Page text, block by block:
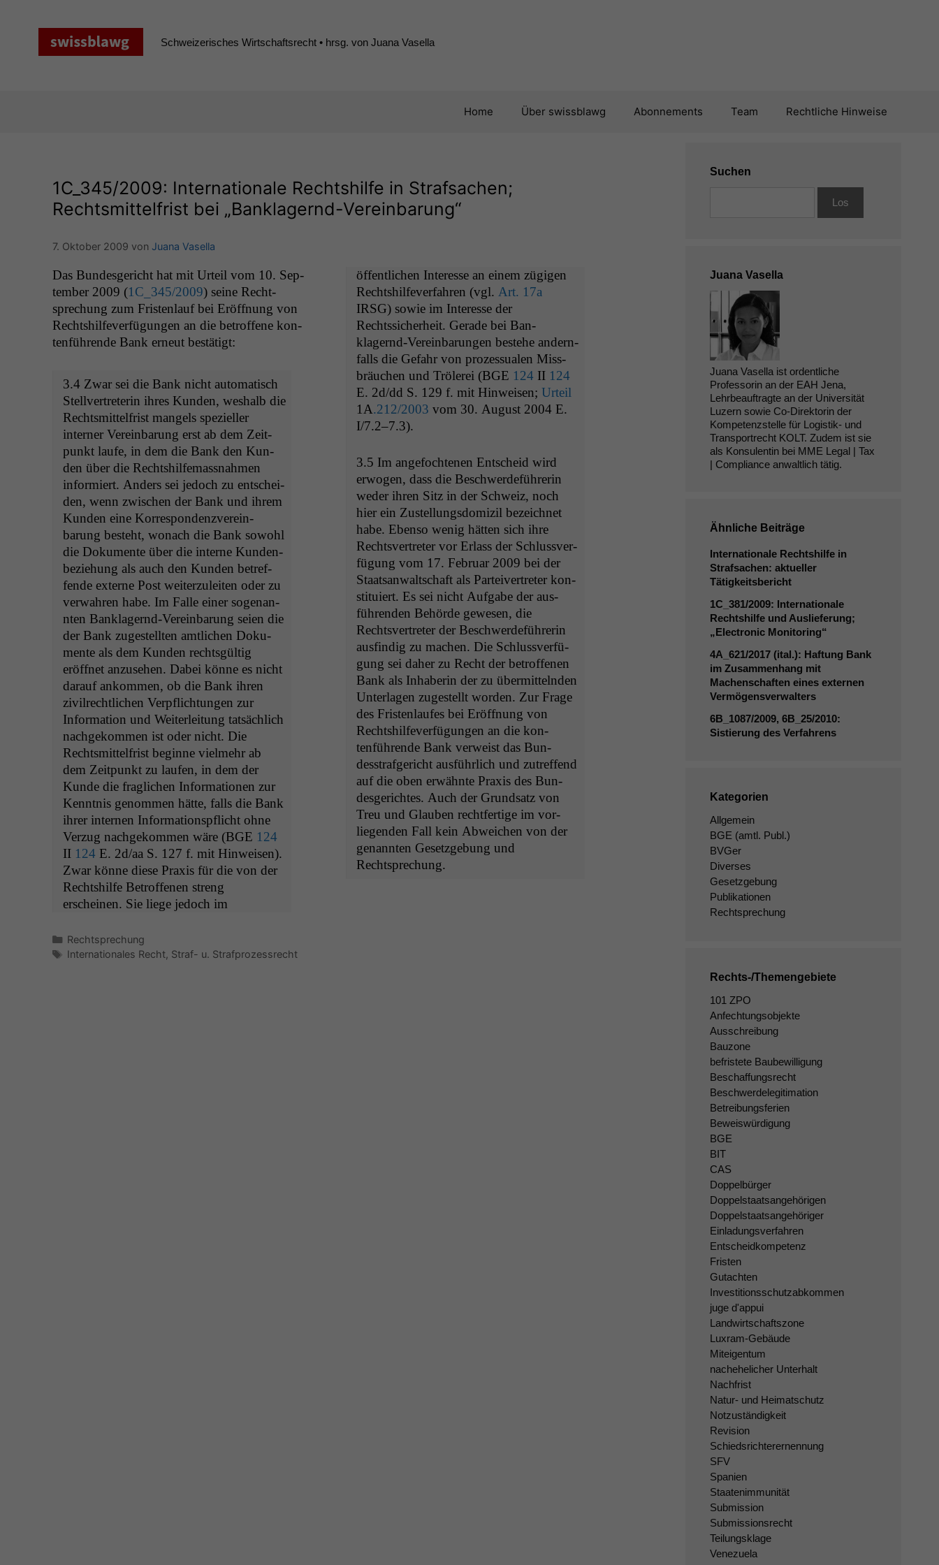
Schweizerisches Wirtschaftsrecht • hrsg. von Juana Vasella
Home Über swissblawg Abonnements Team Rechtliche Hinweise
1C_345/2009: Internationale Rechtshilfe in Strafsachen;
Rechtsmittelfrist bei „Banklagernd-Vereinbarung“
7. Oktober 2009 von Juana Vasella
Das Bun­des­gericht hat mit Urteil vom 10. Sep­
tem­ber 2009 (1C_345/2009) seine Recht­
sprechung zum Fris­ten­lauf bei Eröff­nung von
Recht­shil­fever­fü­gun­gen an die betrof­fene kon­
tenführende Bank erneut bestätigt:
3.4 Zwar sei die Bank nicht automa­tisch
Stel­lvertreterin ihres Kun­den, weshalb die
Rechtsmit­tel­frist man­gels spezieller
intern­er Vere­in­barung erst ab dem Zeit­
punkt laufe, in dem die Bank den Kun­
den über die Recht­shil­fe­mass­nah­men
informiert. Anders sei jedoch zu entschei­
den, wenn zwis­chen der Bank und ihrem
Kun­den eine Kor­re­spon­den­zvere­in­
barung beste­ht, wonach die Bank sowohl
die Doku­mente über die interne Kun­den­
beziehung als auch den Kun­den betr­e­f­
fende externe Post weit­erzuleit­en oder zu
ver­wahren habe. Im Falle ein­er soge­nan­
nten Ban­klagernd-Vere­in­barung seien die
der Bank zugestell­ten amtlichen Doku­
mente als dem Kun­den rechts­gültig
eröffnet anzuse­hen. Dabei könne es nicht
darauf ankom­men, ob die Bank ihren
zivil­rechtlichen Verpflich­tun­gen zur
Infor­ma­tion und Weit­er­leitung tat­säch­lich
nachgekom­men ist oder nicht. Die
Rechtsmit­tel­frist beginne vielmehr ab
dem Zeit­punkt zu laufen, in dem der
Kunde die fraglichen Infor­ma­tio­nen zur
Ken­nt­nis genom­men hätte, falls die Bank
ihrer inter­nen Infor­ma­tion­spflicht ohne
Verzug nachgekom­men wäre (BGE 124
II124 E. 2d/aa S. 127 f. mit Hin­weisen).
Zwar könne diese Prax­is für die von der
Recht­shil­fe Betrof­fe­nen streng
erscheinen. Sie liege jedoch im
öffentlichen Inter­esse an einem zügi­gen
Recht­shil­fever­fahren (vgl. Art. 17a
IRSG) sowie im Inter­esse der
Rechtssicher­heit. Ger­ade bei Ban­
klagernd-Vere­in­barun­gen beste­he andern­
falls die Gefahr von prozes­sualen Miss­
bräuchen und Trölerei (BGE 124 II124
E. 2d/dd S. 129 f. mit Hin­weisen; Urteil
1A.212/2003 vom 30. August 2004 E.
I/7.2–7.3).
3.5 Im ange­focht­e­nen Entscheid wird
erwogen, dass die Beschw­erde­führerin
wed­er ihren Sitz in der Schweiz, noch
hier ein Zustel­lungs­dom­izil beze­ich­net
habe. Eben­so wenig hät­ten sich ihre
Rechtsvertreter vor Erlass der Schlussver­
fü­gung vom 17. Feb­ru­ar 2009 bei der
Staat­san­waltschaft als Parteivertreter kon­
sti­tu­iert. Es sei nicht Auf­gabe der aus­
führen­den Behörde gewe­sen, die
Rechtsvertreter der Beschw­erde­führerin
aus­find­ig zu machen. Die Schlussver­fü­
gung sei daher zu Recht der betrof­fe­nen
Bank als Inhab­erin der zu über­mit­tel­nden
Unter­la­gen zugestellt wor­den. Zur Frage
des Fris­ten­laufes bei Eröff­nung von
Recht­shil­fever­fü­gun­gen an die kon­
tenführende Bank ver­weist das Bun­
desstrafgericht aus­führlich und zutr­e­f­fend
auf die oben erwäh­nte Prax­is des Bun­
des­gericht­es. Auch der Grund­satz von
Treu und Glauben recht­fer­tige im vor­
liegen­den Fall kein Abwe­ichen von der
genan­nten Geset­zge­bung und
Rechtsprechung.
Kategorien
Rechtsprechung
Schlagwörter
Internationales Recht, Straf- u. Strafprozessrecht
Suchen
Juana Vasella
Juana Vasella ist ordentliche
Professorin an der EAH Jena,
Lehrbeauftragte an der Universität
Luzern sowie Co-Direktorin der
Kompetenzstelle für Logistik- und
Transportrecht KOLT. Zudem ist sie
als Konsulentin bei MME Legal | Tax
| Compliance anwaltlich tätig.
Ähnliche Beiträge
Internationale Rechtshilfe in
Strafsachen: aktueller
Tätigkeitsbericht
1C_381/2009: Internationale
Rechtshilfe und Auslieferung;
„Electronic Monitoring“
4A_621/2017 (ital.): Haftung Bank
im Zusammenhang mit
Machenschaften eines externen
Vermögensverwalters
6B_1087/2009, 6B_25/2010:
Sistierung des Verfahrens
Kategorien
Allgemein
BGE (amtl. Publ.)
BVGer
Diverses
Gesetzgebung
Publikationen
Rechtsprechung
Rechts-/Themengebiete
101 ZPO
Anfechtungsobjekte
Ausschreibung
Bauzone
befristete Baubewilligung
Beschaffungsrecht
Beschwerdelegitimation
Betreibungsferien
Beweiswürdigung
BGE
BIT
CAS
Doppelbürger
Doppelstaatsangehörigen
Doppelstaatsangehöriger
Einladungsverfahren
Entscheidkompetenz
Fristen
Gutachten
Investitionsschutzabkommen
juge d'appui
Landwirtschaftszone
Luxram-Gebäude
Miteigentum
nachehelicher Unterhalt
Nachfrist
Natur- und Heimatschutz
Notzuständigkeit
Revision
Schiedsrichterernennung
SFV
Spanien
Staatenimmunität
Submission
Submissionsrecht
Teilungsklage
Venezuela